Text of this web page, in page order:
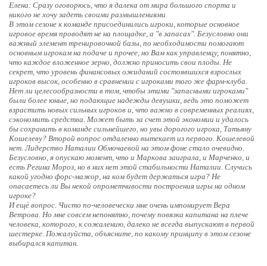
Елена: Сразу оговорюсь, что я далека от мира большого спорта и
никого не хочу задеть своими размышлениями.
В этом сезоне к команде присоединились игроки, которые основное
игровое время проводят не на площадке, а "в запасах". Безусловно они
важный элемент тренировочной базы, по необходимости помогают
основным игрокам на подаче и прочее, но Вам как управленцу, понятно,
что каждое вложенное зерно, должно приносить свои плоды. Не
секрет, что уровень финансовых ожиданий состоявшихся взрослых
игроков высок, особенно в сравнении с игроками того же фарм-клуба.
Нет ли целесообразности в том, чтобы этими "запасными игроками"
были более юные, но подающие надежды девушки, ведь это поможет
взрастить новых сильных игроков и, что важно в современных реалиях,
сэкономить средства. Может быть за счет этой экономии и удалось
бы сохранить в команде сильнейшего, но увы дорогого игрока, Татьяну
Кошелеву? Второй вопрос отдаленно вытекает из первого. Кошелевой
нет. Лидерство Наталии Обмочаевой на этом фоне стало очевидно.
Безусловно, я опускаю момент, что и Маркова заиграла, и Марченко, и
есть Регина Мороз, но в них нет этой стабильности Наталии. Случись
какой угодно форс-мажор, на ком будет держаться игра? Не
опасаетесь ли Вы некой опрометчивости построения игры на одном
игроке?
И ещё вопрос. Чисто по-человечески мне очень импонирует Вера
Ветрова. Но мне совсем непонятно, почему повязка капитана на плече
человека, которого, к сожалению, далеко не всегда выпускают в первой
шестерке. Пожалуйста, объясните, по какому принципу в этом сезоне
выбирался капитан.